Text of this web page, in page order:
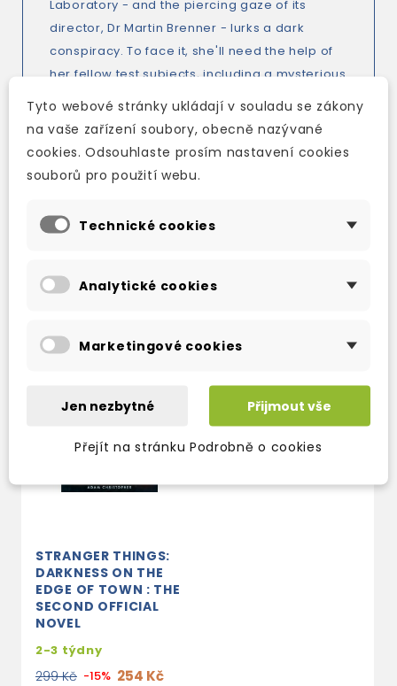
Laboratory - and the piercing gaze of its
director, Dr Martin Brenner - lurks a dark
conspiracy. To face it, she'll need the help of
her fellow test subjects, including a mysterious
young girl with unexplainable powers. . .
'Suspicious Minds is the prequel story that fans
have been waiting for.' - Kirkus Reviews
TAKÉ DOPORUČUJEME
STRANGER THINGS:
DARKNESS ON THE
EDGE OF TOWN : THE
SECOND OFFICIAL
NOVEL
2-3 týdny
299 Kč -15% 254 Kč
Tyto webové stránky ukládají v souladu se zákony
na vaše zařízení soubory, obecně nazývané
cookies. Odsouhlaste prosím nastavení cookies
souborů pro použití webu.
Technické cookies
Analytické cookies
Marketingové cookies
Jen nezbytné Přijmout vše
Přejít na stránku Podrobně o cookies